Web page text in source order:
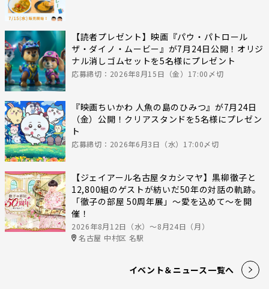
【読者プレゼント】映画『パウ・パトロール
ザ・ダイノ・ムービー』が7月24日公開！オリジ
ナル消しゴムセットを5名様にプレゼント
応募締切：2026年8月15日（金）17:00〆切
『映画ちいかわ 人魚の島のひみつ』が7月24日
（金）公開！クリアスタンドを5名様にプレゼン
ト
応募締切：2026年6月3日（水）17:00〆切
【ジェイアール名古屋タカシマヤ】黒柳徹子と
12,800組のゲストが紡いだ50年の対話の軌跡。
「徹子の部屋 50周年展」～愛を込めて～を開
催！
2026年8月12日（水）〜8月24日（月）
名古屋 中村区 名駅
イベント＆ニュース一覧へ